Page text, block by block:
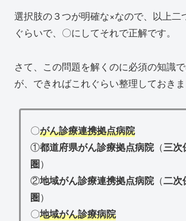
選択肢の３つが明確な×なので、以上
ぐらいで、〇にしてそれで正解です。
さて、この問題を解くのに必須の知識
が、できればこれぐらい整理しておきま
〇がん診療連携拠点病院
①都道府県がん診療拠点病院（三次
圏）
②地域がん診療連携拠点病院（二次
圏）
〇地域がん診療病院